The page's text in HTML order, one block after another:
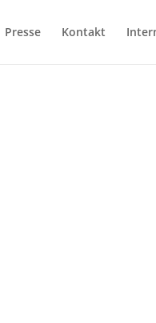
Presse Kontakt